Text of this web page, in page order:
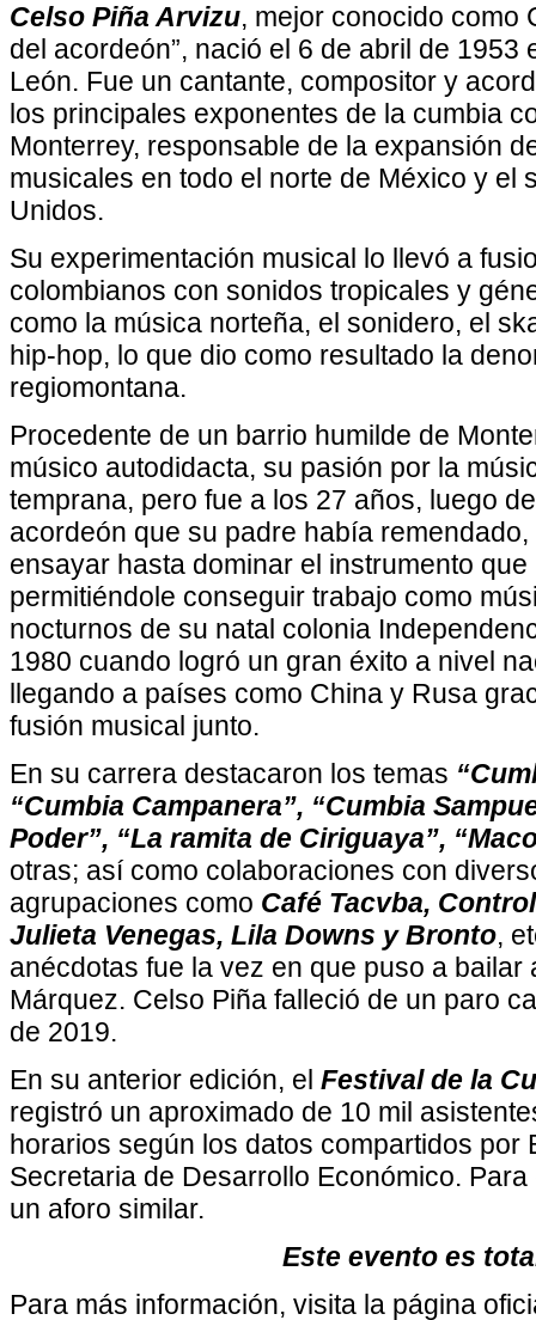
Celso Piña Arvizu, mejor conocido como
del acordeón”, nació el 6 de abril de 1953
León. Fue un cantante, compositor y
los principales exponentes de la cumbia
Monterrey, responsable de la expansión
musicales en todo el norte de México y el
Unidos.
Su experimentación musical lo llevó a
colombianos con sonidos tropicales y
como la música norteña, el sonidero, el
hip-hop, lo que dio como resultado la
regiomontana.
Procedente de un barrio humilde de
músico autodidacta, su pasión por la
temprana, pero fue a los 27 años, luego
acordeón que su padre había
ensayar hasta dominar el instrumento
permitiéndole conseguir trabajo como
nocturnos de su natal colonia
1980 cuando logró un gran éxito a nivel
llegando a países como China y Rusa
fusión musical junto.
En su carrera destacaron los temas
“Cumbia Campanera”, “Cumbia
Poder”, “La ramita de Ciriguaya”,
otras; así como colaboraciones con
agrupaciones como Café Tacvba,
Julieta Venegas, Lila Downs y Bronto,
anécdotas fue la vez en que puso a
Márquez. Celso Piña falleció de un paro
de 2019.
En su anterior edición, el Festival de la
registró un aproximado de 10 mil
horarios según los datos compartidos por
Secretaria de Desarrollo Económico.
un aforo similar.
Este evento es
Para más información, visita la página